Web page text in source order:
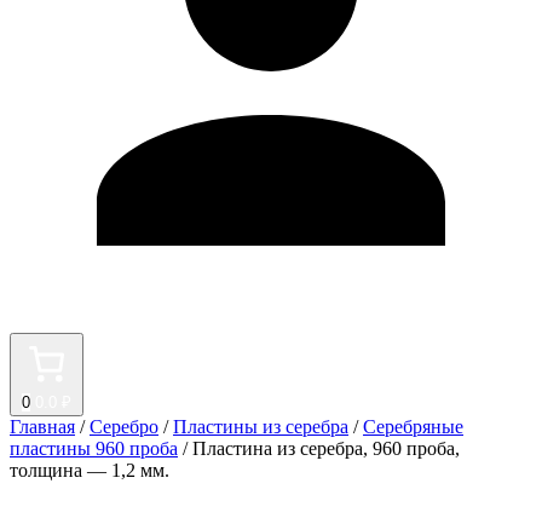
0
Главная /Серебро /Пластины из серебра /Серебряные
пластины 960 проба / Пластина из серебра, 960 проба,
толщина — 1,2 мм.